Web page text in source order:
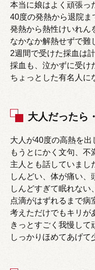
本当に娘はよく頑張っ
40度の発熱から退院ま
発熱から熱性けいれん
なかなか解熱せずで難
2週間で受けた採血は
採血も、泣かずに受け
ちょっとした有名人に
大人だったら
大人が40度の高熱を
もうとにかく文句、不
主人とも話していまし
しんどい、体が痛い、
しんどすぎて眠れない
点滴がはずれるまで病
考えただけでもキリが
きっとすごく我慢して
しっかりほめてあげ